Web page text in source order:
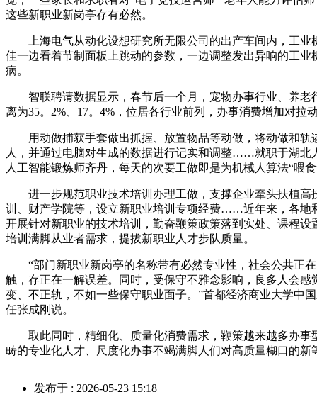
这些新职业新岗亭存有必然。
上海电气从动化设想研究所无限公司的出产车间内，工业
佳一边看着节制面板上跳动的参数，一边调整发出异响的工业
病。
智联聘请数据显示，春节后一个月，宠物办事行业、养老
离为35。2%、17。4%，位居各行业前列，办事消费增加对拉
用动做捕获手套做出抓握、放置物品等动做，将动做和轨
人，并通过电脑对生成的数据进行记实和调整……就职于湖北
人工智能锻炼师齐丹，每天的次要工做即是为机械人算法“喂
进一步规范职业技术培训办理工做，支撑企业牵头扶植高
训、财产学院等，设立新职业培训专项经费……近年来，各地
开展针对新职业的技术培训，勤奋鞭策政策落到实处、课程设
培训满脚从业者需求，提拔新职业人才步队质量。
“部门新职业新岗亭的名称带有必然专业性，社会公共正在
触，存正在一解误差。同时，受保守不雅念影响，良多人会感
变、不正轨，不如一些保守职业面子。”首都经济商业大学中
任张成刚说。
取此同时，精细化、质量化消费需求，鞭策越来越多办事
畴的专业化人才、尺度化办事不竭满脚人们对高质量糊口的新
发布于 : 2026-05-23 15:18